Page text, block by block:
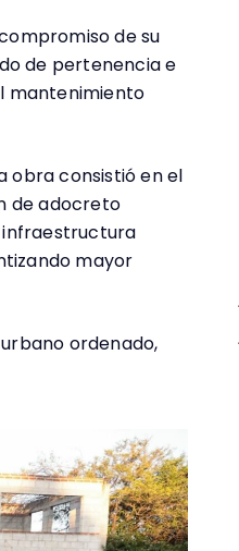
de su
de pertenencia e
mantenimiento
obra consistió en el
de adocreto
infraestructura
mayor
ordenado,